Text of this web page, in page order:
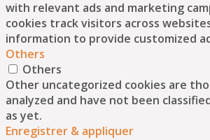
with relevant ads and marketing
cookies track visitors across
information to provide customized
Others
Others
Other uncategorized cookies are
analyzed and have not been
as yet.
Enregistrer & appliquer